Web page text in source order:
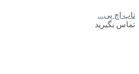
تاپ اچ پی...
تماس بگیرید